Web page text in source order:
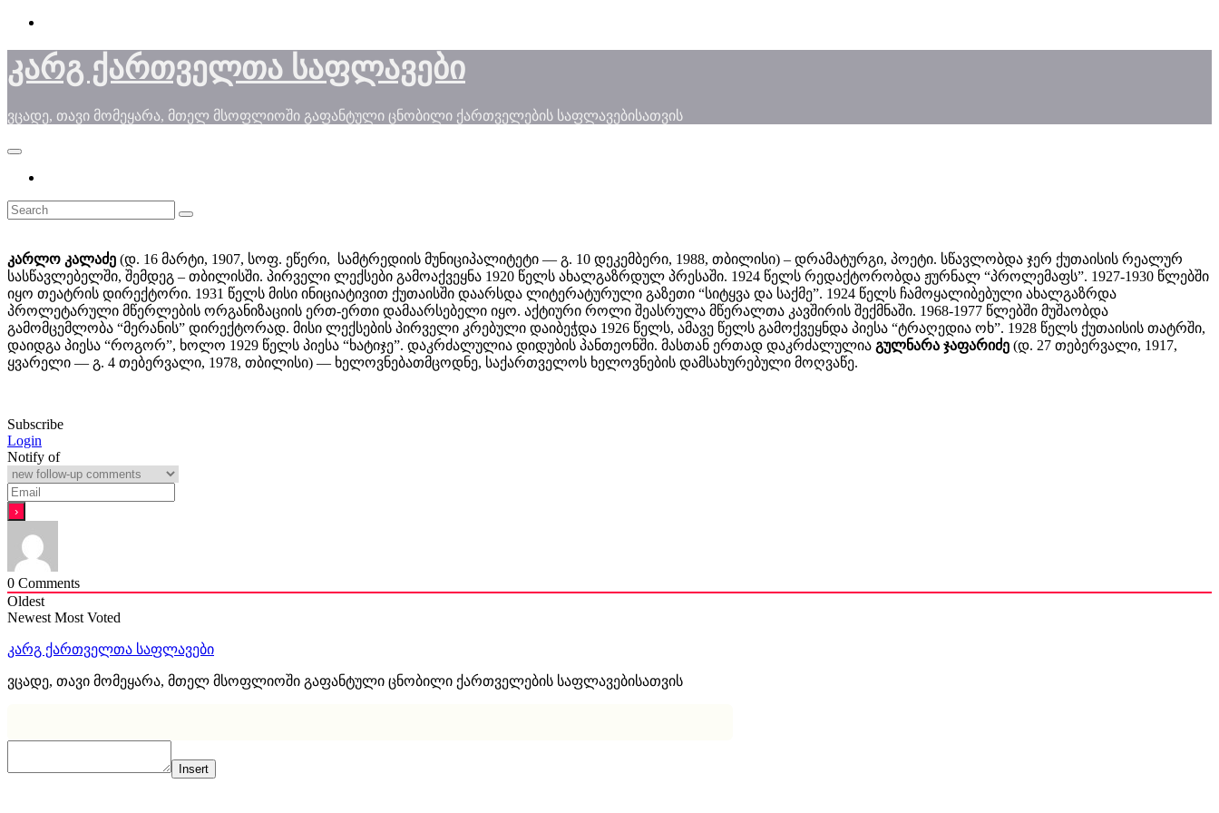
Skip
content
კარგ ქართველთა საფლავები
ვცადე, თავი მომეყარა, მთელ მსოფლიოში გაფანტული ცნობილი ქართველების საფლავებისათვის
კარლო კალაძე (დ. 16 მარტი, 1907, სოფ. ეწერი, სამტრედიის მუნიციპალიტეტი — გ. 10 დეკემბერი, 1988, თბილისი) – დრამატურგი, პოეტი. სწავლობდა ჯერ ქუთაისის რეალურ
სასწავლებელში, შემდეგ – თბილისში. პირველი ლექსები გამოაქვეყნა 1920 წელს ახალგაზრდულ პრესაში. 1924 წელს რედაქტორობდა ჟურნალ “პროლემაფს”. 1927-1930 წლებში
იყო თეატრის დირექტორი. 1931 წელს მისი ინიციატივით ქუთაისში დაარსდა ლიტერატურული გაზეთი “სიტყვა და საქმე”. 1924 წელს ჩამოყალიბებული ახალგაზრდა
პროლეტარული მწერლების ორგანიზაციის ერთ-ერთი დამაარსებელი იყო. აქტიური როლი შეასრულა მწერალთა კავშირის შექმნაში. 1968-1977 წლებში მუშაობდა
გამომცემლობა “მერანის” დირექტორად. მისი ლექსების პირველი კრებული დაიბეჭდა 1926 წელს, ამავე წელს გამოქვეყნდა პიესა “ტრაღედია ოხ”. 1928 წელს ქუთაისის თატრში,
დაიდგა პიესა “როგორ”, ხოლო 1929 წელს პიესა “ხატიჯე”. დაკრძალულია დიდუბის პანთეონში. მასთან ერთად დაკრძალულია გულნარა ჯაფარიძე (დ. 27 თებერვალი, 1917,
ყვარელი — გ. 4 თებერვალი, 1978, თბილისი) — ხელოვნებათმცოდნე, საქართველოს ხელოვნების დამსახურებული მოღვაწე.
Subscribe
Login
Notify of
0 Comments
Oldest
Newest Most Voted
კარგ ქართველთა საფლავები
ვცადე, თავი მომეყარა, მთელ მსოფლიოში გაფანტული ცნობილი ქართველების საფლავებისათვის
Insert